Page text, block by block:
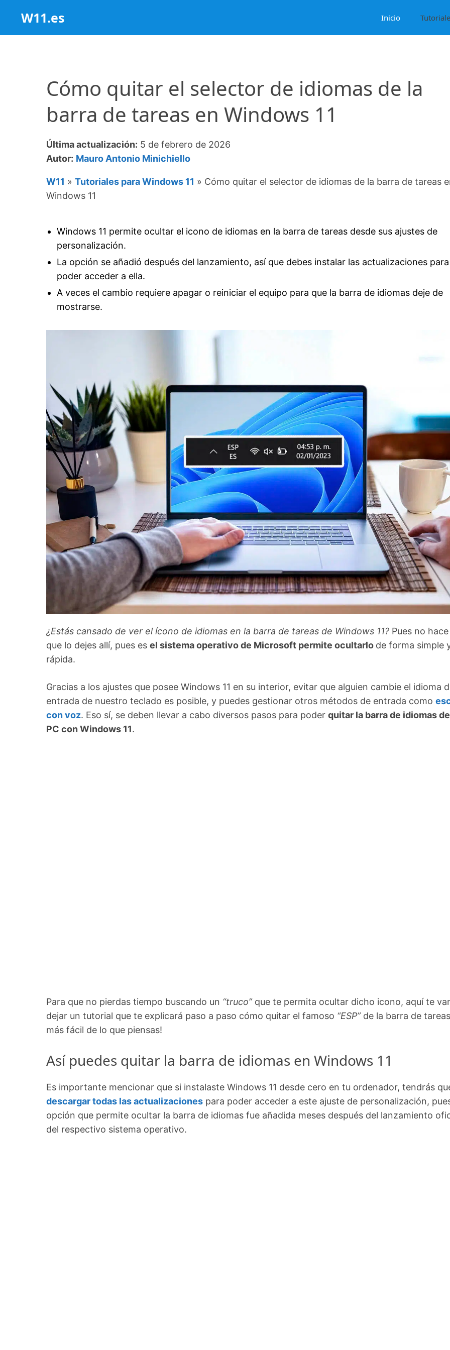
contenido
W11.es Inicio
Cómo quitar el selector de idiomas de la
barra de tareas en Windows 11
Última actualización: 5 de febrero de 2026
Autor: Mauro Antonio Minichiello
W11 » Tutoriales para Windows 11 » Cómo quitar el selector de idiomas de la barra de tareas
Windows 11
Windows 11 permite ocultar el icono de idiomas en la barra de tareas desde sus ajustes de
personalización.
La opción se añadió después del lanzamiento, así que debes instalar las actualizaciones para
poder acceder a ella.
A veces el cambio requiere apagar o reiniciar el equipo para que la barra de idiomas deje de
mostrarse.
¿Estás cansado de ver el ícono de idiomas en la barra de tareas de Windows 11? Pues no
que lo dejes allí, pues es el sistema operativo de Microsoft permite ocultarlo de forma simple
rápida.
Gracias a los ajustes que posee Windows 11 en su interior, evitar que alguien cambie el idioma
entrada de nuestro teclado es posible, y puedes gestionar otros métodos de entrada como
con voz. Eso sí, se deben llevar a cabo diversos pasos para poder quitar la barra de idiomas
PC con Windows 11.
Para que no pierdas tiempo buscando un “truco”que te permita ocultar dicho icono, aquí te
dejar un tutorial que te explicará paso a paso cómo quitar el famoso “ESP”de la barra de
más fácil de lo que piensas!
Así puedes quitar la barra de idiomas en Windows 11
Es importante mencionar que si instalaste Windows 11 desde cero en tu ordenador, tendrás
descargar todas las actualizaciones para poder acceder a este ajuste de personalización,
opción que permite ocultar la barra de idiomas fue añadida meses después del lanzamiento
del respectivo sistema operativo.